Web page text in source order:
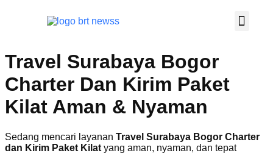
Travel Surabaya Bogor
Charter Dan Kirim Paket
Kilat Aman & Nyaman
Sedang mencari layanan Travel Surabaya Bogor Charter
dan Kirim Paket Kilat yang aman, nyaman, dan tepat